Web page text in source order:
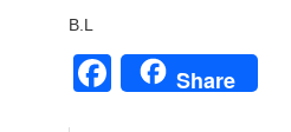
B.L
Facebook
Share